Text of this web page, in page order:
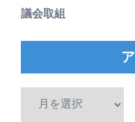
議会取組